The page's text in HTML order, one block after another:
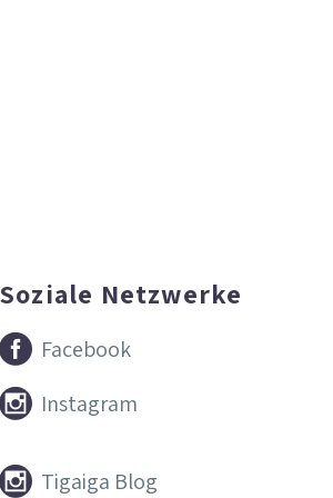
Soziale Netzwerke

 Facebook

 Instagram

 Tigaiga Blog